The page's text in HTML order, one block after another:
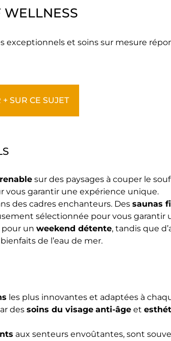
WELLNESS
et soins sur mesure
SUR CE SUJET
sur des paysages à couper le
vous garantir une expérience unique.
des cadres enchanteurs. Des saunas
sélectionnée pour vous garantir
pour un weekend détente, tandis que
de l’eau de mer.
les plus innovantes et adaptées à
des soins du visage anti-âge et
aux senteurs envoûtantes, sont